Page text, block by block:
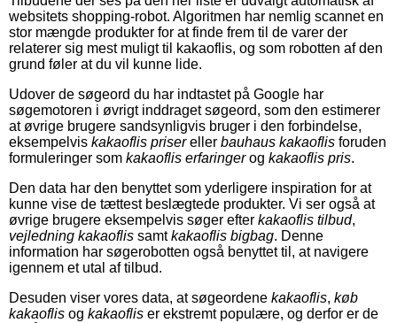
websitets shopping-robot. Algoritmen har nemlig scannet en
stor mængde produkter for at finde frem til de varer der
relaterer sig mest muligt til kakaoflis, og som robotten af den
grund føler at du vil kunne lide.
Udover de søgeord du har indtastet på Google har
søgemotoren i øvrigt inddraget søgeord, som den estimerer
at øvrige brugere sandsynligvis bruger i den forbindelse,
eksempelvis kakaoflis prisereller bauhaus kakaoflis foruden
formuleringer som kakaoflis erfaringerog kakaoflis pris.
Den data har den benyttet som yderligere inspiration for at
kunne vise de tættest beslægtede produkter. Vi ser også at
øvrige brugere eksempelvis søger efter kakaoflis tilbud,
vejledning kakaoflis samtkakaoflis bigbag. Denne
information har søgerobotten også benyttet til, at navigere
igennem et utal af tilbud.
Desuden viser vores data, at søgeordene kakaoflis, køb
kakaoflis og kakaoflis er ekstremt populære, og derfor er de